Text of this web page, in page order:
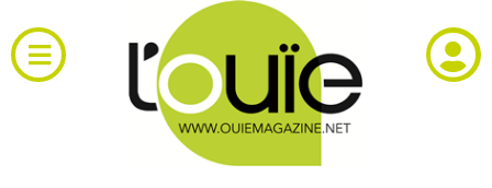
au
contenu
Toggle
Navigation